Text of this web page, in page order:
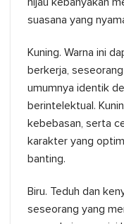
suasana yang
Kuning. Warna ini
berkerja,
umumnya identik
berintelektual.
kebebasan, serta
karakter yang
banting.
Biru. Teduh dan
seseorang yang